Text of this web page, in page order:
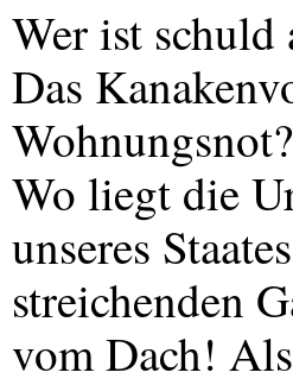
Wer ist
Das
Wo liegt die
unseres
streichenden
vom Dach!